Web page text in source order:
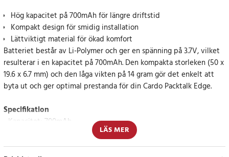
Hög kapacitet på 700mAh för längre driftstid
Kompakt design för smidig installation
Lättviktigt material för ökad komfort
Batteriet består av Li-Polymer och ger en spänning på 3.7V, vilket
resulterar i en kapacitet på 700mAh. Den kompakta storleken (50 x
19.6 x 6.7 mm) och den låga vikten på 14 gram gör det enkelt att
byta ut och ger optimal prestanda för din Cardo Packtalk Edge.
Specifikation
- Kapacitet: 700mAh
- Typ: Li-Polymer
LÄS MER